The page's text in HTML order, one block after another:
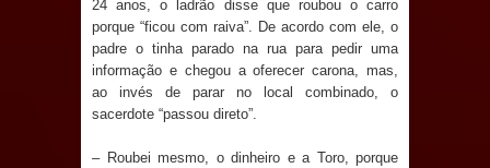
antecipa pagamento do mês de julho
e aquece economia para Festa de
24 anos, o ladrão disse que roubou o carro
porque “ficou com raiva”. De acordo com ele, o
padre o tinha parado na rua para pedir uma
informação e chegou a oferecer carona, mas,
ao invés de parar no local combinado, o
sacerdote “passou direto”.
– Roubei mesmo, o dinheiro e a Toro, porque